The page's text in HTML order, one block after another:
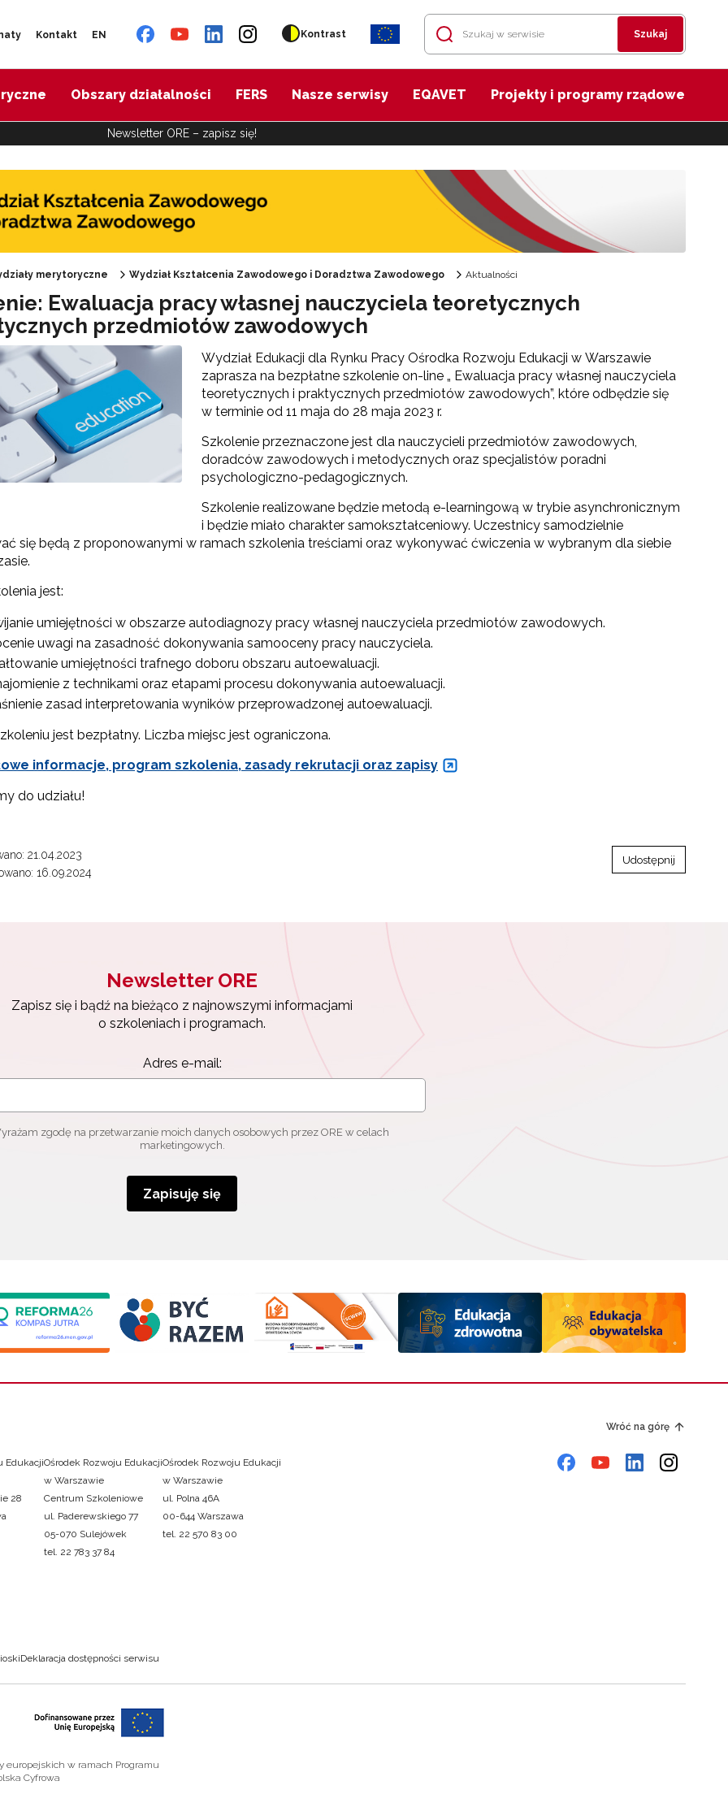
Kontakt EN Kontrast Szukaj
Obszary działalności FERS Nasze serwisy EQAVET Projekty i programy rządowe
Newsletter ORE – zapisz się!
doskonalenia"
branżowe"
wsparcia"
merytoryczne Wydział Kształcenia Zawodowego i Doradztwa Zawodowego Aktualności
Ewaluacja pracy własnej nauczyciela teoretycznych
przedmiotów zawodowych
Wydział Edukacji dla Rynku Pracy Ośrodka Rozwoju Edukacji w Warszawie
zaprasza na bezpłatne szkolenie on-line „ Ewaluacja pracy własnej nauczyciela
teoretycznych i praktycznych przedmiotów zawodowych”, które odbędzie się
w terminie od 11 maja do 28 maja 2023 r.
Szkolenie przeznaczone jest dla nauczycieli przedmiotów zawodowych,
doradców zawodowych i metodycznych oraz specjalistów poradni
psychologiczno-pedagogicznych.
Szkolenie realizowane będzie metodą e-learningową w trybie asynchronicznym
i będzie miało charakter samokształceniowy. Uczestnicy samodzielnie
się będą z proponowanymi w ramach szkolenia treściami oraz wykonywać ćwiczenia w wybranym dla siebie
jest:
umiejętności w obszarze autodiagnozy pracy własnej nauczyciela przedmiotów zawodowych.
uwagi na zasadność dokonywania samooceny pracy nauczyciela.
umiejętności trafnego doboru obszaru autoewaluacji.
z technikami oraz etapami procesu dokonywania autoewaluacji.
zasad interpretowania wyników przeprowadzonej autoewaluacji.
jest bezpłatny. Liczba miejsc jest ograniczona.
informacje, program szkolenia, zasady rekrutacji oraz zapisy
do udziału!
21.04.2023
16.09.2024
Udostępnij
Newsletter ORE
Zapisz się i bądź na bieżąco z najnowszymi informacjami
o szkoleniach i programach.
Adres e-mail:
zgodę na przetwarzanie moich danych osobowych przez ORE w celach
marketingowych.
Zapisuję się
Wróć na górę
Edukacji
28
Ośrodek Rozwoju Edukacji
w Warszawie
Centrum Szkoleniowe
ul. Paderewskiego 77
05-070 Sulejówek
tel. 22 783 37 84
Ośrodek Rozwoju Edukacji
w Warszawie
ul. Polna 46A
00-644 Warszawa
tel. 22 570 83 00
Deklaracja dostępności serwisu
europejskich w ramach Programu
Cyfrowa
i programach.
się